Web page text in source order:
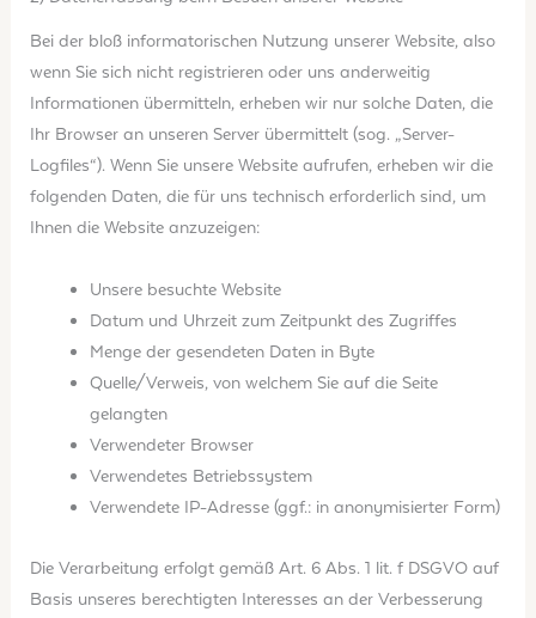
Bei der bloß informatorischen Nutzung unserer Website, also
wenn Sie sich nicht registrieren oder uns anderweitig
Informationen übermitteln, erheben wir nur solche Daten, die
Ihr Browser an unseren Server übermittelt (sog. „Server-
Logfiles“). Wenn Sie unsere Website aufrufen, erheben wir die
folgenden Daten, die für uns technisch erforderlich sind, um
Ihnen die Website anzuzeigen:
Unsere besuchte Website
Datum und Uhrzeit zum Zeitpunkt des Zugriffes
Menge der gesendeten Daten in Byte
Quelle/Verweis, von welchem Sie auf die Seite
gelangten
Verwendeter Browser
Verwendetes Betriebssystem
Verwendete IP-Adresse (ggf.: in anonymisierter Form)
Die Verarbeitung erfolgt gemäß Art. 6 Abs. 1 lit. f DSGVO auf
Basis unseres berechtigten Interesses an der Verbesserung